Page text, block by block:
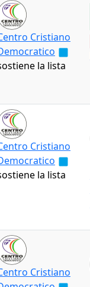
Cristiano
la lista
Cristiano
la lista
Cristiano